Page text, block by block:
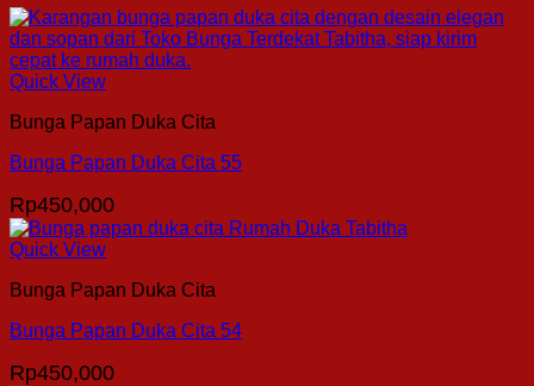
Quick View
Bunga Papan Duka Cita
Bunga Papan Duka Cita 55
Rp450,000
Quick View
Bunga Papan Duka Cita
Bunga Papan Duka Cita 54
Rp450,000